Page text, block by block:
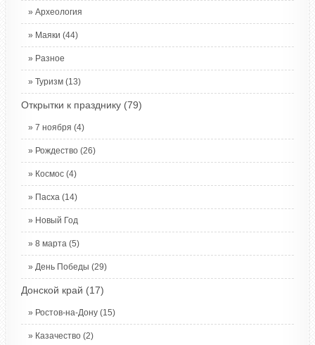
Археология
Маяки (44)
Разное
Туризм (13)
Открытки к празднику (79)
7 ноября (4)
Рождество (26)
Космос (4)
Пасха (14)
Новый Год
8 марта (5)
День Победы (29)
Донской край (17)
Ростов-на-Дону (15)
Казачество (2)